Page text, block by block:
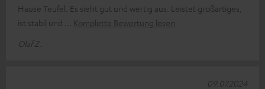
Hause Teufel. Es sieht gut und wertig aus. Leistet großartiges,
ist stabil und
Komplette Bewertung lesen
Olaf Z.
09.07.2024